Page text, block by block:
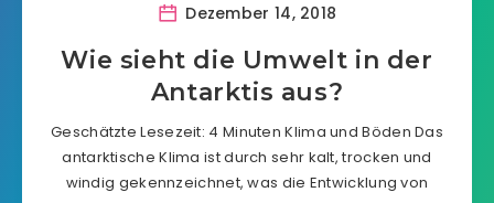
Dezember 14, 2018
Wie sieht die Umwelt in der
Antarktis aus?
Geschätzte Lesezeit: 4 Minuten Klima und Böden Das
antarktische Klima ist durch sehr kalt, trocken und
windig gekennzeichnet, was die Entwicklung von